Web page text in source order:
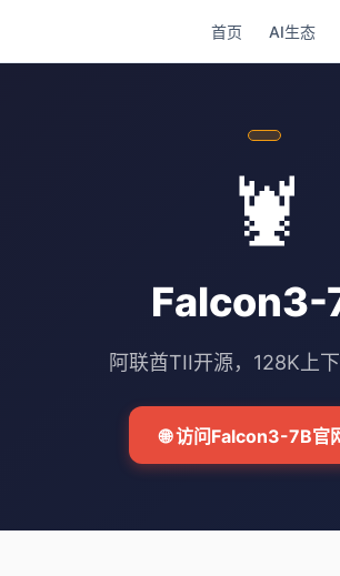
首页 AI生态
🦞
Falcon3-
阿联酋TII开源，128K上
🌐 访问Falcon3-7B官